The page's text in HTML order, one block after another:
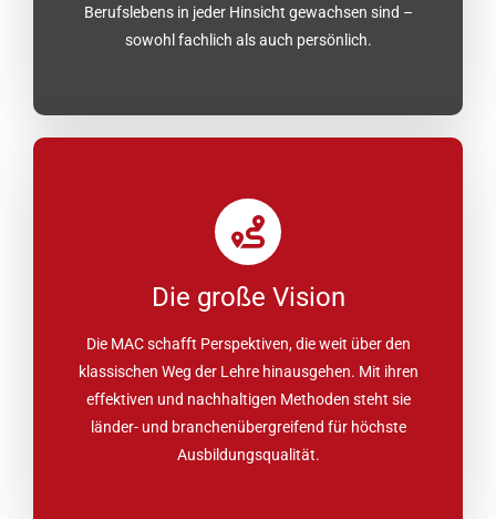
Berufslebens in jeder Hinsicht gewachsen sind –
sowohl fachlich als auch persönlich.
Die große Vision
Die MAC schafft Perspektiven, die weit über den
klassischen Weg der Lehre hinausgehen. Mit ihren
effektiven und nachhaltigen Methoden steht sie
länder- und branchenübergreifend für höchste
Ausbildungsqualität.